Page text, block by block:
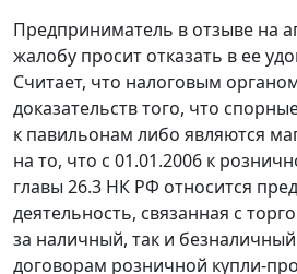
Предприниматель в отзыве на
жалобу просит отказать в ее
Считает, что налоговым
доказательств того, что
к павильонам либо являются
на то, что с 01.01.2006 к
главы 26.3 НК РФ относится
деятельность, связанная с
за наличный, так и
договорам розничной купли-